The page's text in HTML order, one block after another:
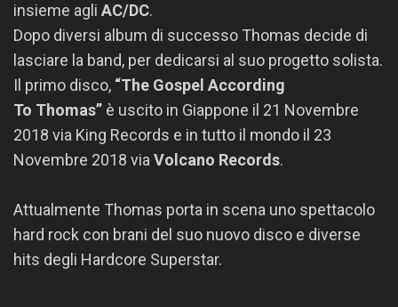
insieme agli AC/DC.
Dopo diversi album di successo Thomas decide di
lasciare la band, per dedicarsi al suo progetto solista.
Il primo disco, “The Gospel According
To Thomas” è uscito in Giappone il 21 Novembre
2018 via King Records e in tutto il mondo il 23
Novembre 2018 via Volcano Records.
Attualmente Thomas porta in scena uno spettacolo
hard rock con brani del suo nuovo disco e diverse
hits degli Hardcore Superstar.